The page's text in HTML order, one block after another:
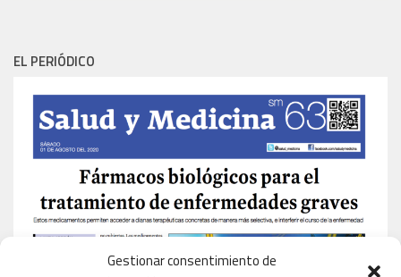
Gestionar consentimiento de
EL PERIÓDICO